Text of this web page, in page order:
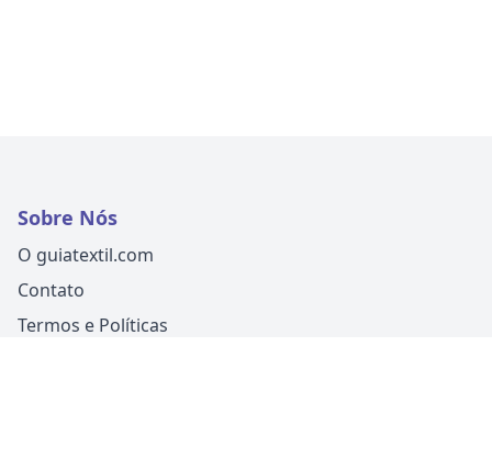
Sobre Nós
O guiatextil.com
Contato
Termos e Políticas